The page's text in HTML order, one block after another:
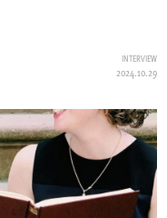
INTERVIEW
2024.10.29